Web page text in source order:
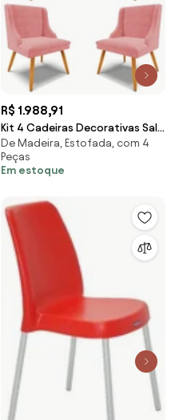
R$ 1.988,91
Kit 4 Cadeiras Decorativas Sala
de Jantar Pés Palito de Madeira
Firenze Suede Rosê/Natural G19
- Gran Belo
De Madeira, Estofada, com 4
Peças
Em estoque